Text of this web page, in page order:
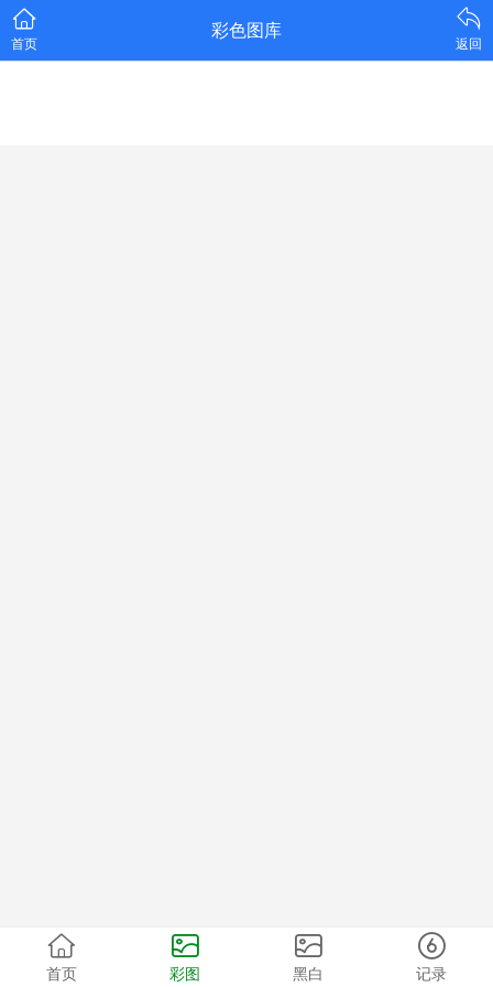
首页
彩色图库
返回
首页 彩图 黑白 记录